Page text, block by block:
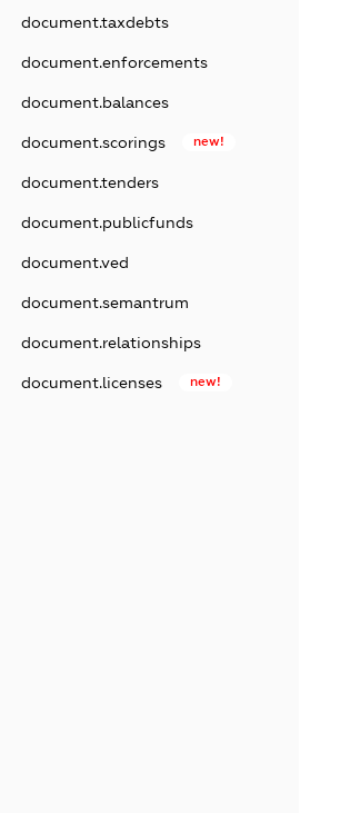
document.taxdebts
document.enforcements
document.balances
document.scorings new!
document.tenders
document.publicfunds
document.ved
document.semantrum
document.relationships
document.licenses new!